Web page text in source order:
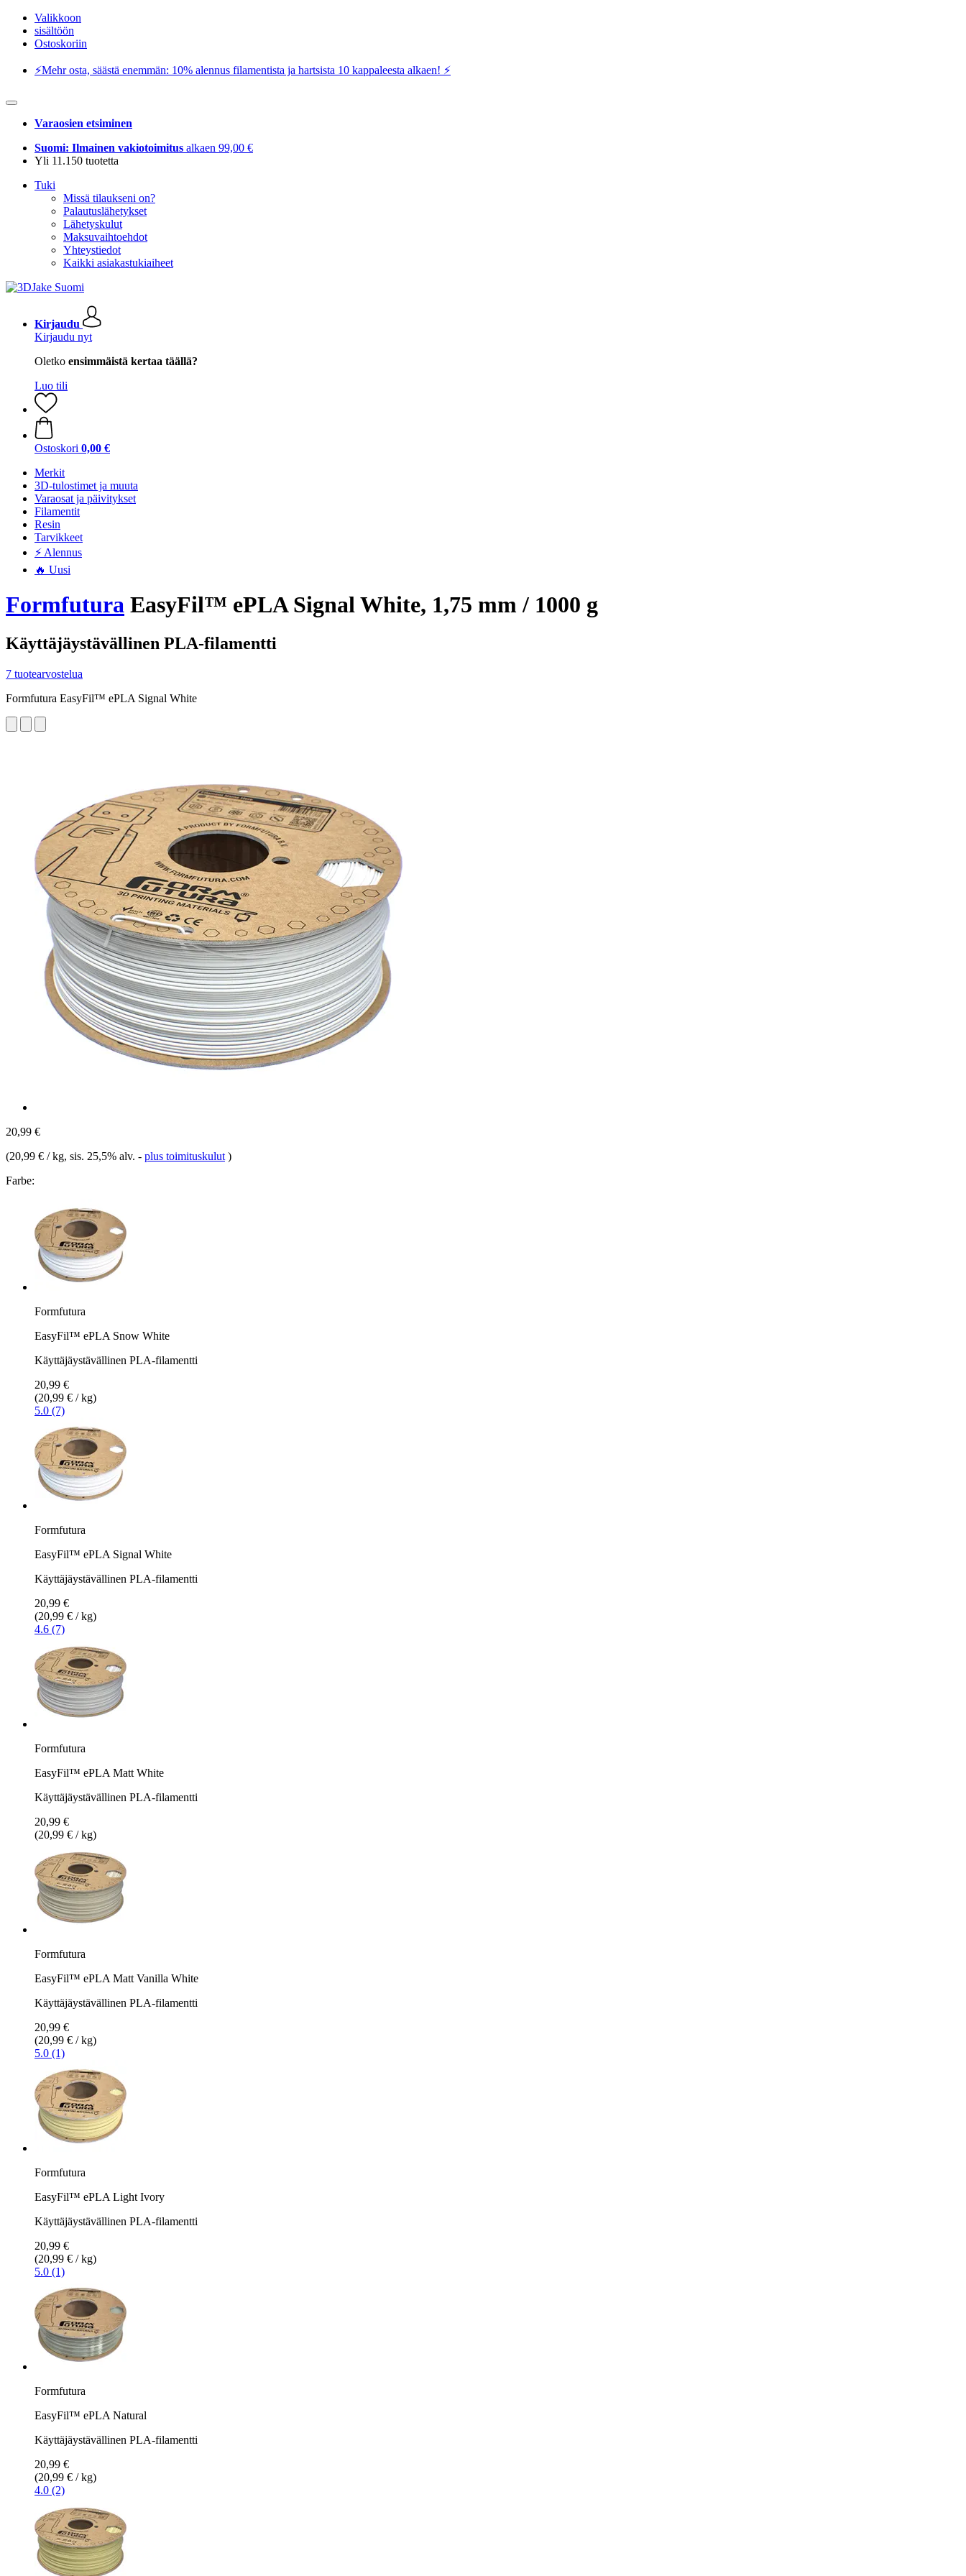
Valikkoon
sisältöön
Ostoskoriin
⚡️Mehr osta, säästä enemmän: 10% alennus filamentista ja hartsista 10 kappaleesta alkaen! ⚡️
Varaosien etsiminen
Suomi: Ilmainen vakiotoimitus alkaen 99,00 €
Yli 11.150 tuotetta
Tuki
Missä tilaukseni on?
Palautuslähetykset
Lähetyskulut
Maksuvaihtoehdot
Yhteystiedot
Kaikki asiakastukiaiheet
Kirjaudu
Kirjaudu nyt
Oletko ensimmäistä kertaa täällä?
Luo tili
Ostoskori 0,00 €
Merkit
3D-tulostimet ja muuta
Varaosat ja päivitykset
Filamentit
Resin
Tarvikkeet
⚡ Alennus
🔥 Uusi
Formfutura EasyFil™ ePLA Signal White, 1,75 mm / 1000 g
Käyttäjäystävällinen PLA-filamentti
7 tuotearvostelua
Formfutura EasyFil™ ePLA Signal White
20,99 €
(20,99 € / kg, sis. 25,5% alv. - plus toimituskulut )
Farbe:
Formfutura
EasyFil™ ePLA Snow White
Käyttäjäystävällinen PLA-filamentti
20,99 €
(20,99 € / kg)
5.0 (7)
Formfutura
EasyFil™ ePLA Signal White
Käyttäjäystävällinen PLA-filamentti
20,99 €
(20,99 € / kg)
4.6 (7)
Formfutura
EasyFil™ ePLA Matt White
Käyttäjäystävällinen PLA-filamentti
20,99 €
(20,99 € / kg)
Formfutura
EasyFil™ ePLA Matt Vanilla White
Käyttäjäystävällinen PLA-filamentti
20,99 €
(20,99 € / kg)
5.0 (1)
Formfutura
EasyFil™ ePLA Light Ivory
Käyttäjäystävällinen PLA-filamentti
20,99 €
(20,99 € / kg)
5.0 (1)
Formfutura
EasyFil™ ePLA Natural
Käyttäjäystävällinen PLA-filamentti
20,99 €
(20,99 € / kg)
4.0 (2)